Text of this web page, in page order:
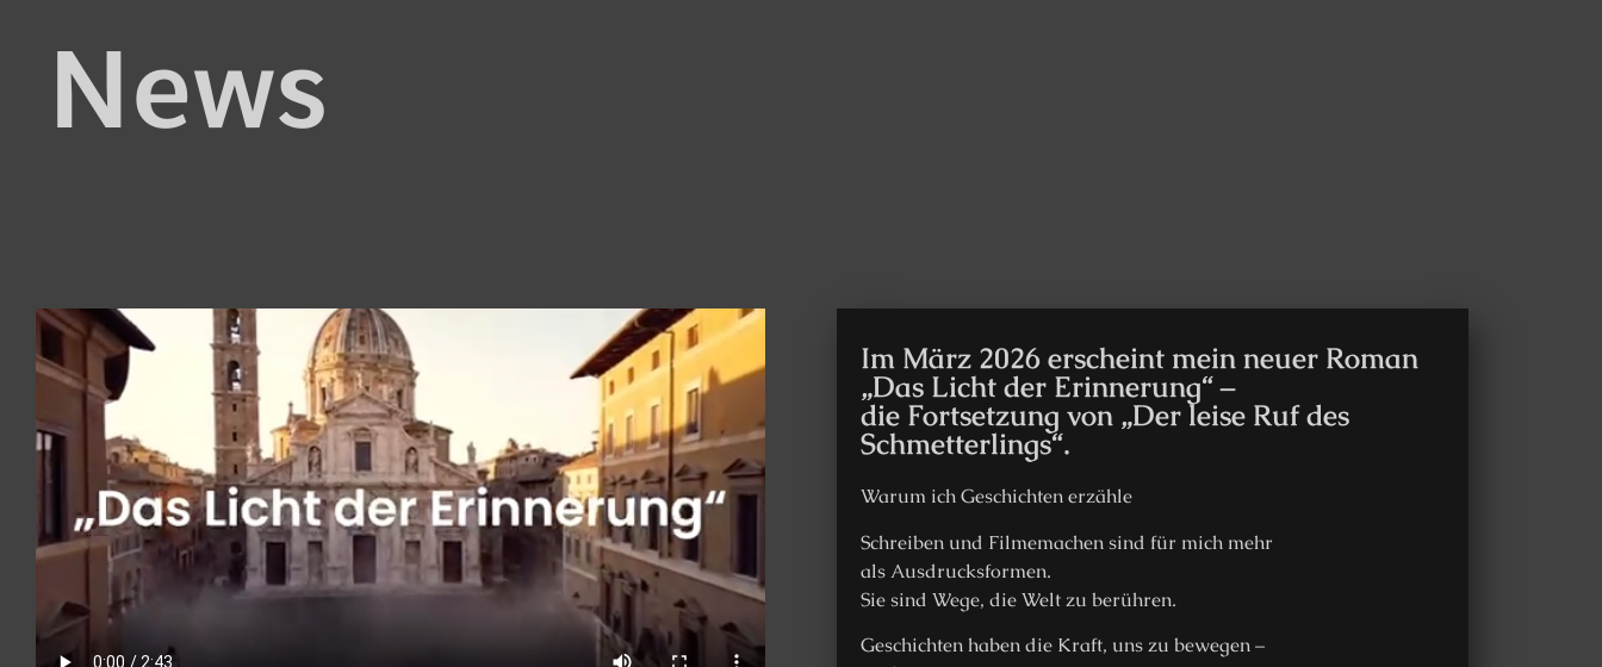
News
Im März 2026 erscheint mein neuer Roman
„Das Licht der Erinnerung“ –
die Fortsetzung von „Der leise Ruf des
Schmetterlings“.
Warum ich Geschichten erzähle
Schreiben und Filmemachen sind für mich mehr
als Ausdrucksformen.
Sie sind Wege, die Welt zu berühren.
Geschichten haben die Kraft, uns zu bewegen –